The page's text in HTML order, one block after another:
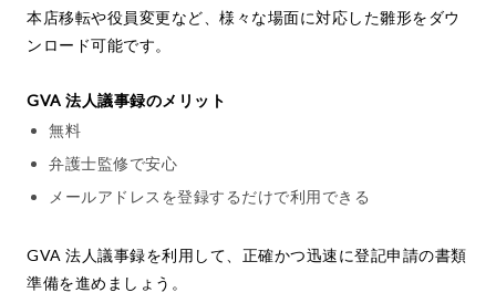
本店移転や役員変更など、様々な場面に対応した雛形をダウ
ンロード可能です。
GVA 法人議事録のメリット
無料
弁護士監修で安心
メールアドレスを登録するだけで利用できる
GVA 法人議事録を利用して、正確かつ迅速に登記申請の書類
準備を進めましょう。